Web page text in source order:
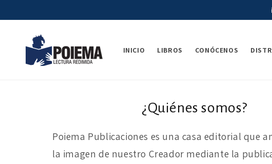
al contenido
INICIO LIBROS CONÓCENOS
¿Quiénes somos?
Poiema Publicaciones es una casa editorial que
la imagen de nuestro Creador mediante la